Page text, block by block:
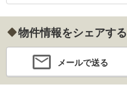
物件情報をシェアする
メールで送る